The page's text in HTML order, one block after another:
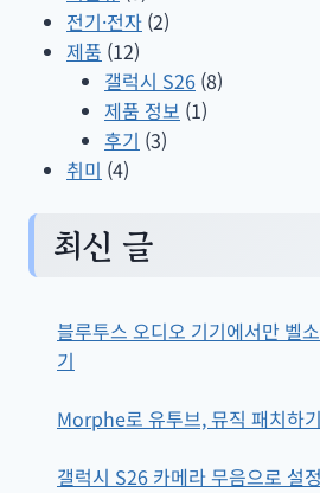
전기·전자 (2)
제품 (12)
갤럭시 S26 (8)
제품 정보 (1)
후기 (3)
취미 (4)
최신 글
블루투스 오디오 기기에서만 벨
기
Morphe로 유투브, 뮤직 패치하기
갤럭시 S26 카메라 무음으로 설